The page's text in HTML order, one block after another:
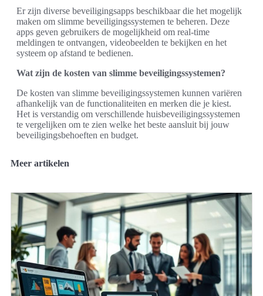
Er zijn diverse beveiligingsapps beschikbaar die het mogelijk
maken om slimme beveiligingssystemen te beheren. Deze
apps geven gebruikers de mogelijkheid om real-time
meldingen te ontvangen, videobeelden te bekijken en het
systeem op afstand te bedienen.
Wat zijn de kosten van slimme beveiligingssystemen?
De kosten van slimme beveiligingssystemen kunnen variëren
afhankelijk van de functionaliteiten en merken die je kiest.
Het is verstandig om verschillende huisbeveiligingssystemen
te vergelijken om te zien welke het beste aansluit bij jouw
beveiligingsbehoeften en budget.
Meer artikelen